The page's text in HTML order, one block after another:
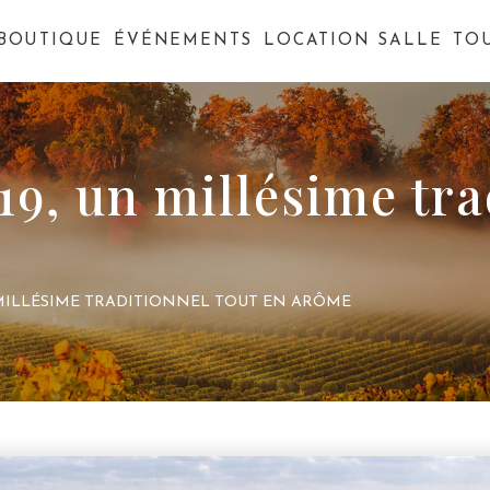
ÉVÉNEMENTS LOCATION SALLE
un millésime
TRADITIONNEL TOUT EN ARÔME